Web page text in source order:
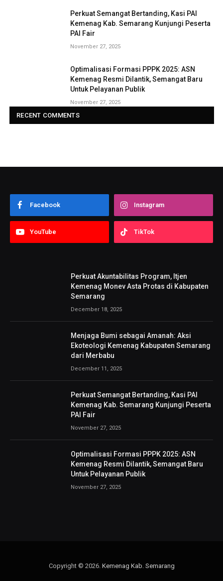
Perkuat Semangat Bertanding, Kasi PAI
Kemenag Kab. Semarang Kunjungi Peserta
PAI Fair
November 27, 2025
Optimalisasi Formasi PPPK 2025: ASN
Kemenag Resmi Dilantik, Semangat Baru
Untuk Pelayanan Publik
November 27, 2025
RECENT COMMENTS
Facebook Instagram
YouTube TikTok
Perkuat Akuntabilitas Program, Itjen
Kemenag Monev Asta Protas di Kabupaten
Semarang
December 18, 2025
Menjaga Bumi sebagai Amanah: Aksi
Ekoteologi Kemenag Kabupaten Semarang
dari Merbabu
December 11, 2025
Perkuat Semangat Bertanding, Kasi PAI
Kemenag Kab. Semarang Kunjungi Peserta
PAI Fair
November 27, 2025
Optimalisasi Formasi PPPK 2025: ASN
Kemenag Resmi Dilantik, Semangat Baru
Untuk Pelayanan Publik
November 27, 2025
Copyright © 2026. Kemenag Kab. Semarang